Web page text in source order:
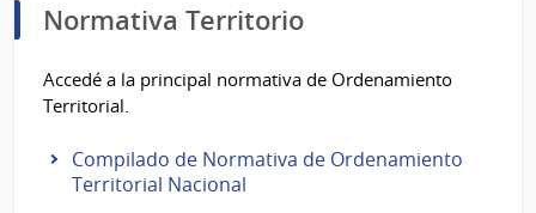
Normativa Territorio
Accedé a la principal normativa de Ordenamiento
Territorial.
Compilado de Normativa de Ordenamiento
Territorial Nacional